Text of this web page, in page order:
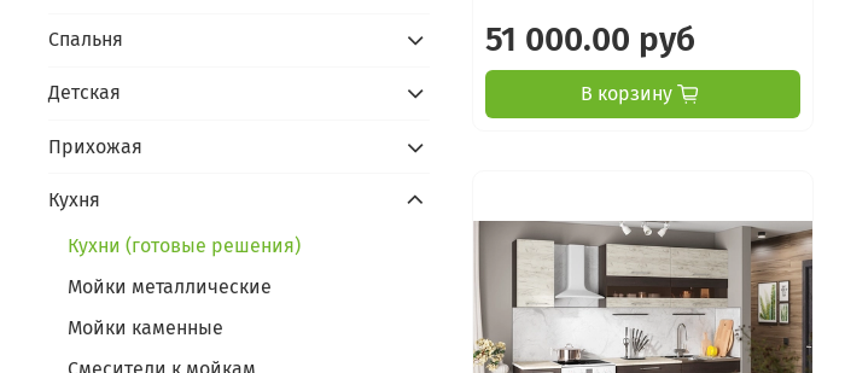
51 000.00 руб
В корзину
Спальня
Детская
Прихожая
Кухня
Кухни (готовые решения)
Мойки металлические
Мойки каменные